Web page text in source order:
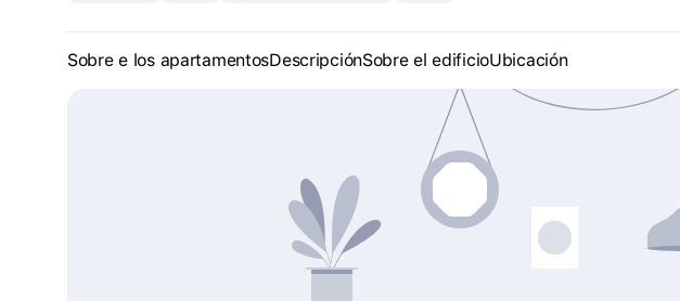
Sobre e los apartamentosDescripciónSobre el edificioUbicación